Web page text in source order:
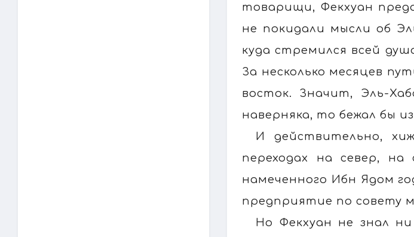
товарищи, Фекхуан
не покидали мысли об
куда стремился всей
За несколько месяцев
восток. Значит, Эль-
наверняка, то бежал бы
И действительно,
переходах на север,
намеченного Ибн Ядом
предприятие по совету
Но Фекхуан не знал